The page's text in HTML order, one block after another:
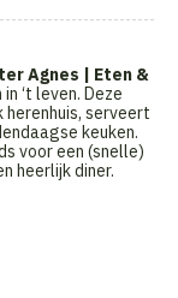
Agnes | Eten &
‘t leven. Deze
serveert
keuken.
voor een (snelle)
heerlijk diner.